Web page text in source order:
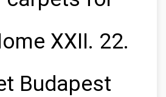
XXII. 22.
Budapest